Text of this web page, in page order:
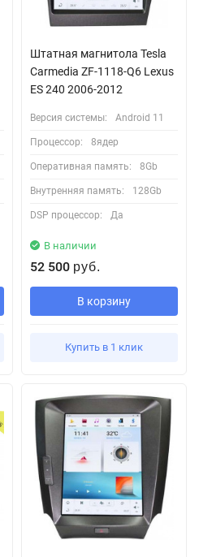
Штатная магнитола Tesla
Carmedia ZF-1118-Q6 Lexus
ES 240 2006-2012
Версия системы: Android 11
Процессор: 8ядер
Оперативная память: 8Gb
Внутренняя память: 128Gb
DSP процессор: Да
В наличии
52 500 руб.
В корзину
Купить в 1 клик